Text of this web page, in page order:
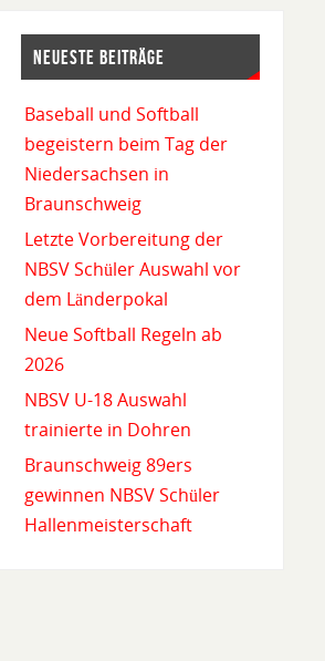
NEUESTE BEITRÄGE
Baseball und Softball
begeistern beim Tag der
Niedersachsen in
Braunschweig
Letzte Vorbereitung der
NBSV Schüler Auswahl vor
dem Länderpokal
Neue Softball Regeln ab
2026
NBSV U-18 Auswahl
trainierte in Dohren
Braunschweig 89ers
gewinnen NBSV Schüler
Hallenmeisterschaft